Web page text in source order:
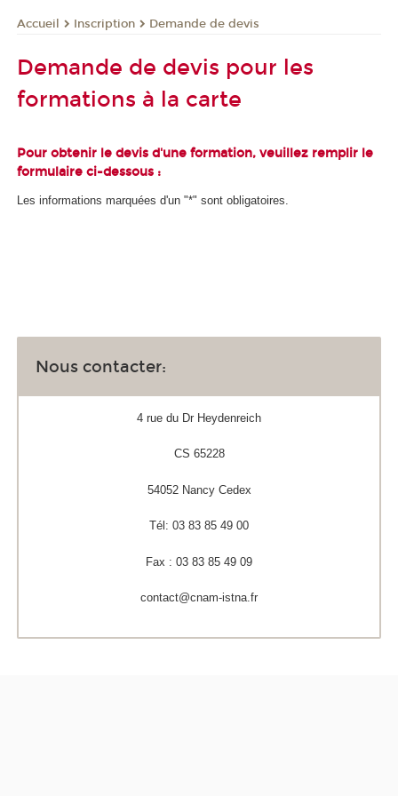
Accueil Inscription Demande de devis
Demande de devis pour les
formations à la carte
Pour obtenir le devis d'une formation, veuillez remplir le
formulaire ci-dessous :
Les informations marquées d'un "*" sont obligatoires.
Nous contacter:
4 rue du Dr Heydenreich
CS 65228
54052 Nancy Cedex
Tél: 03 83 85 49 00
Fax : 03 83 85 49 09
contact@cnam-istna.fr